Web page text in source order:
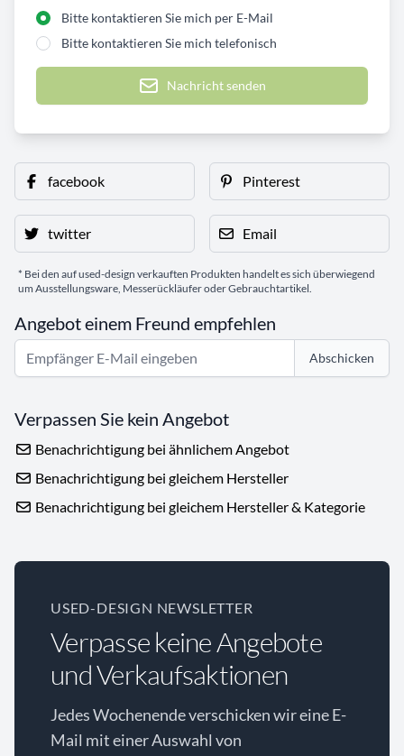
Bitte kontaktieren Sie mich per E-Mail
Bitte kontaktieren Sie mich telefonisch
Nachricht senden
facebook Pinterest
twitter Email
* Bei den auf used-design verkauften Produkten handelt es sich überwiegend
um Ausstellungsware, Messerückläufer oder Gebrauchtartikel.
Angebot einem Freund empfehlen
Abschicken
Verpassen Sie kein Angebot
Benachrichtigung bei ähnlichem Angebot
Benachrichtigung bei gleichem Hersteller
Benachrichtigung bei gleichem Hersteller & Kategorie
USED-DESIGN NEWSLETTER
Verpasse keine Angebote
und Verkaufsaktionen
Jedes Wochenende verschicken wir eine E-
Mail mit einer Auswahl von